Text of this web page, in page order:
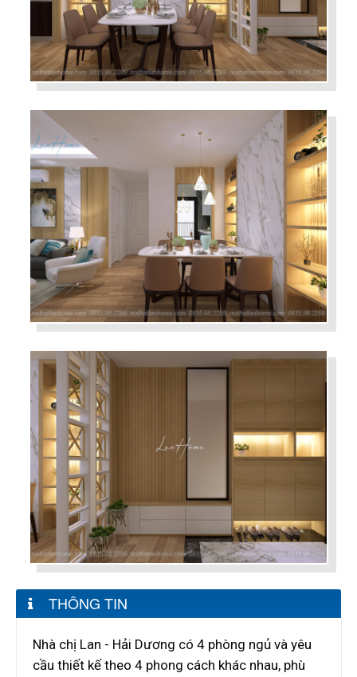
THÔNG TIN
Nhà chị Lan - Hải Dương có 4 phòng ngủ và yêu
cầu thiết kế theo 4 phong cách khác nhau, phù